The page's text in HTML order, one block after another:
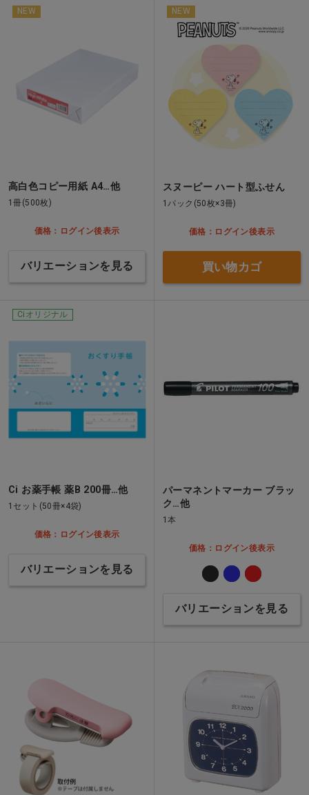
NEW
高白色コピー用紙 A4…他
1冊(500枚)
価格：ログイン後表示
バリエーションを見る
NEW
スヌーピー ハート型ふせん
1パック(50枚×3冊)
価格：ログイン後表示
買い物カゴ
Ciオリジナル
Ci お薬手帳 薬B 200冊…他
1セット(50冊×4袋)
価格：ログイン後表示
バリエーションを見る
パーマネントマーカー ブラッ
ク…他
1本
価格：ログイン後表示
バリエーションを見る